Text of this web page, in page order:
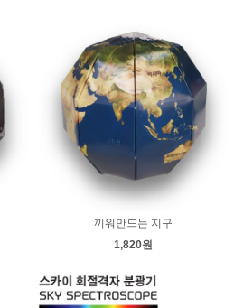
끼워만드는 지구
1,820원